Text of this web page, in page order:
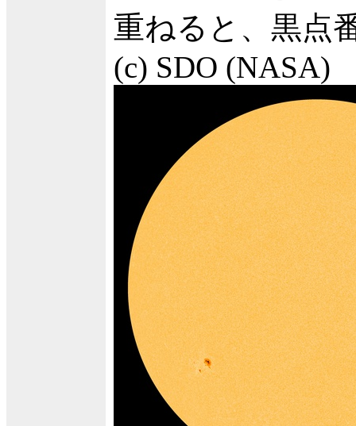
重ねると、黒点
(c) SDO (NASA)